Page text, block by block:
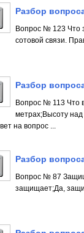
Разбор
Вопрос № 123 Что
сотовой связи.
Разбор
Вопрос № 113 Что
метрах;Высоту
на вопрос ...
Разбор
Вопрос № 87
защищает;Да,